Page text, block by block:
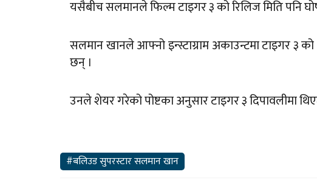
यसैबीच सलमानले फिल्म टाइगर ३ को रिलिज मिति पनि
सलमान खानले आफ्नो इन्स्टाग्राम अकाउन्टमा टाइगर ३
छन् ।
उनले शेयर गरेको पोष्टका अनुसार टाइगर ३ दिपावलीमा
#बलिउड सुपरस्टार सलमान खान